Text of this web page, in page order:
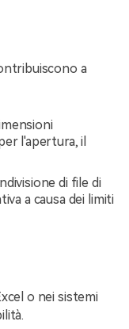
a
l'apertura, il
di file di
a causa dei limiti
o nei sistemi